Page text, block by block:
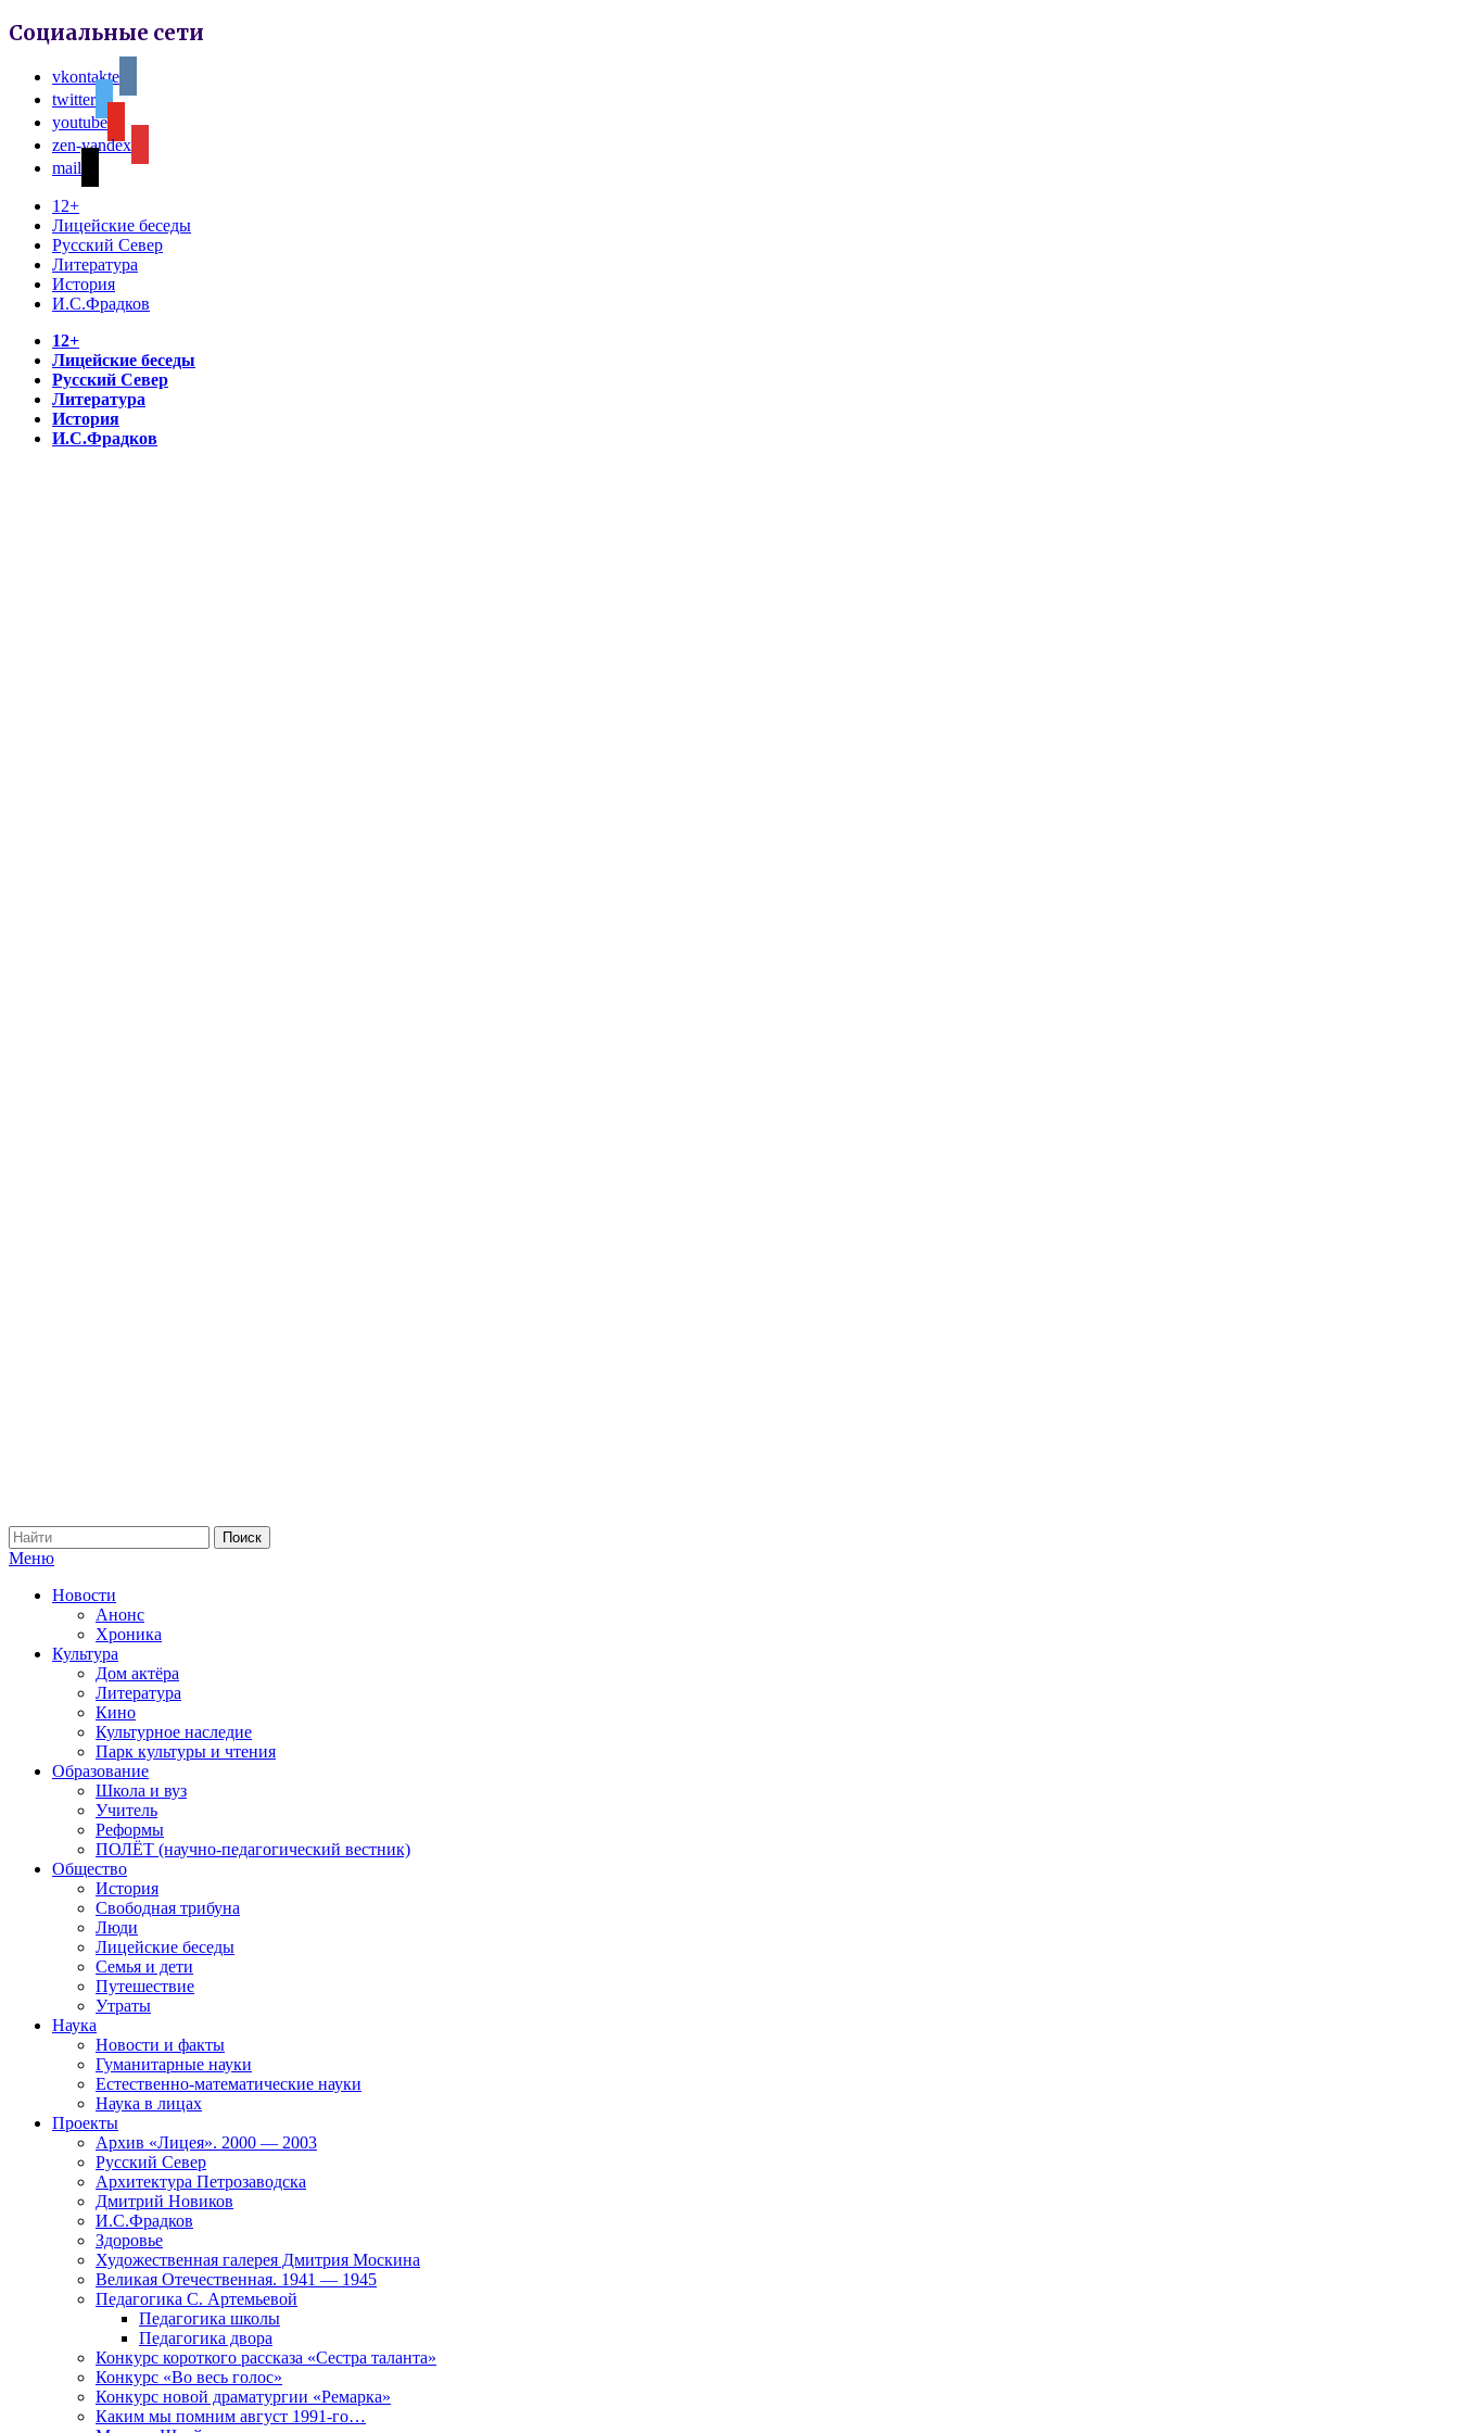
Социальные сети
vkontakte
twitter
youtube
zen-yandex
mail
12+
Лицейские беседы
Русский Север
Литература
История
И.С.Фрадков
12+
Лицейские беседы
Русский Север
Литература
История
И.С.Фрадков
Меню
Новости
Анонс
Хроника
Культура
Дом актёра
Литература
Кино
Культурное наследие
Парк культуры и чтения
Образование
Школа и вуз
Учитель
Реформы
ПОЛЁТ (научно-педагогический вестник)
Общество
История
Свободная трибуна
Люди
Лицейские беседы
Семья и дети
Путешествие
Утраты
Наука
Новости и факты
Гуманитарные науки
Естественно-математические науки
Наука в лицах
Проекты
Архив «Лицея». 2000 — 2003
Русский Север
Архитектура Петрозаводска
Дмитрий Новиков
И.С.Фрадков
Здоровье
Художественная галерея Дмитрия Москина
Великая Отечественная. 1941 — 1945
Педагогика С. Артемьевой
Педагогика школы
Педагогика двора
Конкурс короткого рассказа «Сестра таланта»
Конкурс «Во весь голос»
Конкурс новой драматургии «Ремарка»
Каким мы помним август 1991-го…